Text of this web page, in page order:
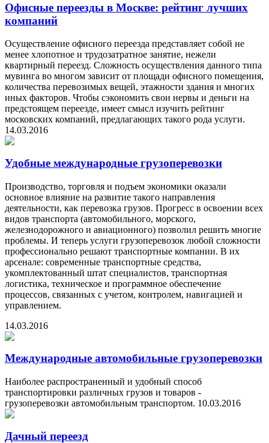
Офисные переезды в Москве: рейтинг лучших
компаний
Осуществление офисного переезда представляет собой не
менее хлопотное и трудозатратное занятие, нежели
квартирный переезд. Сложность осуществления данного типа
мувинга во многом зависит от площади офисного помещения,
количества перевозимых вещей, этажности здания и многих
иных факторов. Чтобы сэкономить свои нервы и деньги на
предстоящем переезде, имеет смысл изучить рейтинг
московских компаний, предлагающих такого рода услуги.
14.03.2016
Удобные международные грузоперевозки
Производство, торговля и подъем экономики оказали
основное влияние на развитие такого направления
деятельности, как перевозка грузов. Прогресс в освоении всех
видов транспорта (автомобильного, морского,
железнодорожного и авиационного) позволил решить многие
проблемы. И теперь услуги грузоперевозок любой сложности
профессионально решают транспортные компании. В их
арсенале: современные транспортные средства,
укомплектованный штат специалистов, транспортная
логистика, техническое и программное обеспечение
процессов, связанных с учетом, контролем, навигацией и
управлением.
14.03.2016
Международные автомобильные грузоперевозки
Наиболее распространенный и удобный способ
транспортировки различных грузов и товаров -
грузоперевозки автомобильным транспортом. 10.03.2016
Дачный переезд